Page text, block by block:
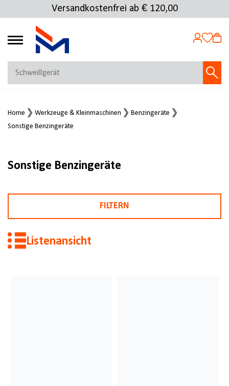
Versandkostenfrei ab € 120,00
4.69
MEIN KONTO
Jetzt anmelden
Home Werkzeuge & Kleinmaschinen
Benzingeräte
Sonstige Benzingeräte
Sonstige Benzingeräte
FILTERN
Listenansicht